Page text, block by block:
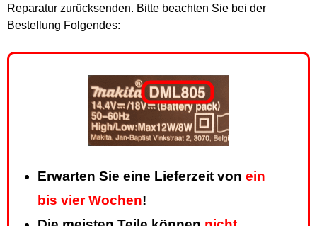
Reparatur zurücksenden. Bitte beachten Sie bei der
Bestellung Folgendes:
Erwarten Sie eine Lieferzeit von ein
bis vier Wochen!